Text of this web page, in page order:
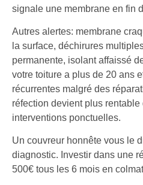
signale une membrane en fin
Autres alertes: membrane
la surface, déchirures
permanente, isolant affaissé
votre toiture a plus de 20 ans
récurrentes malgré des
réfection devient plus
interventions ponctuelles.
Un couvreur honnête vous le
diagnostic. Investir dans une
500€ tous les 6 mois en